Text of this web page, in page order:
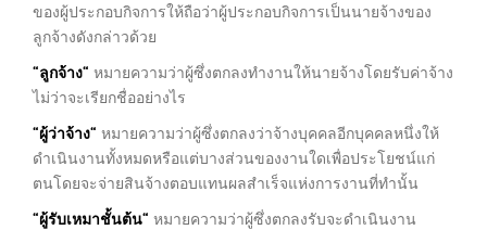
ของผู้ประกอบกิจการให้ถือว่าผู้ประกอบกิจการเป็นนายจ้างของ
ลูกจ้างดังกล่าวด้วย
“ลูกจ้าง“ หมายความว่าผู้ซึ่งตกลงทำงานให้นายจ้างโดยรับค่าจ้าง
ไม่ว่าจะเรียกชื่ออย่างไร
“ผู้ว่าจ้าง“ หมายความว่าผู้ซึ่งตกลงว่าจ้างบุคคลอีกบุคคลหนึ่งให้
ดำเนินงานทั้งหมดหรือแต่บางส่วนของงานใดเพื่อประโยชน์แก่
ตนโดยจะจ่ายสินจ้างตอบแทนผลสำเร็จแห่งการงานที่ทำนั้น
“ผู้รับเหมาชั้นต้น“ หมายความว่าผู้ซึ่งตกลงรับจะดำเนินงาน